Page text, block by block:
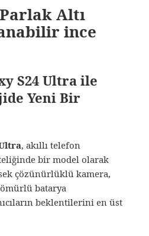
Altı
ince
S24 Ultra ile
Yeni Bir
, akıllı telefon
bir model olarak
çözünürlüklü kamera,
batarya
beklentilerini en üst